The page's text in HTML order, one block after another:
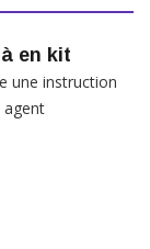
en kit
une instruction
agent